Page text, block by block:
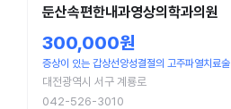
둔산속편한내과영상의학과의원
300,000원
증상이 있는 갑상선양성결절의 고주파열치료술
대전광역시 서구 계룡로
042-526-3010